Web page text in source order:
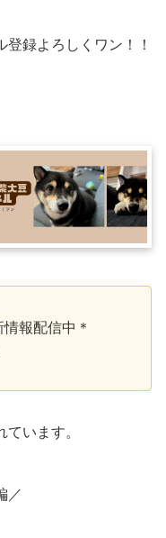
録よろしくワン！！
情報配信中＊
います。
／